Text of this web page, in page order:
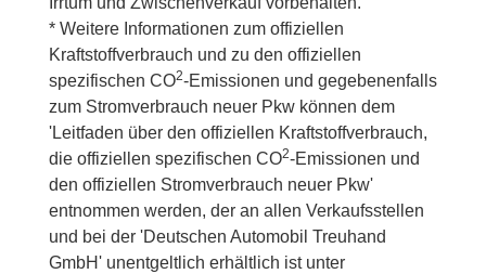
* Weitere Informationen zum offiziellen
Kraftstoffverbrauch und zu den offiziellen
spezifischen CO2-Emissionen und gegebenenfalls
zum Stromverbrauch neuer Pkw können dem
'Leitfaden über den offiziellen Kraftstoffverbrauch,
die offiziellen spezifischen CO2-Emissionen und
den offiziellen Stromverbrauch neuer Pkw'
entnommen werden, der an allen Verkaufsstellen
und bei der 'Deutschen Automobil Treuhand
GmbH' unentgeltlich erhältlich ist unter